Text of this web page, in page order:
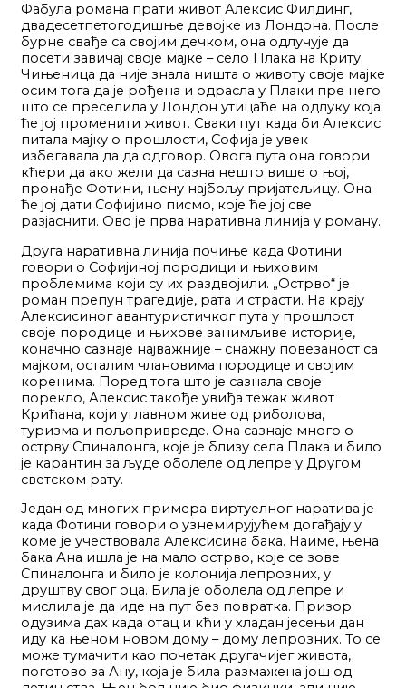
Фабула романа прати живот Алексис Филдинг,
двадесетпетогодишње девојке из Лондона. После
бурне свађе са својим дечком, она одлучује да
посети завичај своје мајке – село Плака на Криту.
Чињеница да није знала ништа о животу своје мајке
осим тога да је рођена и одрасла у Плаки пре него
што се преселила у Лондон утицаће на одлуку која
ће јој променити живот. Сваки пут када би Алексис
питала мајку о прошлости, Софија је увек
избегавала да да одговор. Овога пута она говори
кћери да ако жели да сазна нешто више о њој,
пронађе Фотини, њену најбољу пријатељицу. Она
ће јој дати Софијино писмо, које ће јој све
разјаснити. Ово је прва наративна линија у роману.
Друга наративна линија почиње када Фотини
говори о Софијиној породици и њиховим
проблемима који су их раздвојили. „Острво“ је
роман препун трагедије, рата и страсти. На крају
Алексисиног авантуристичког пута у прошлост
своје породице и њихове занимљиве историје,
коначно сазнаје најважније – снажну повезаност са
мајком, осталим члановима породице и својим
коренима. Поред тога што је сазнала своје
порекло, Алексис такође увиђа тежак живот
Крићана, који углавном живе од риболова,
туризма и пољопривреде. Она сазнаје много о
острву Спиналонга, које је близу села Плака и било
је карантин за људе оболеле од лепре у Другом
светском рату.
Један од многих примера виртуелног наратива је
када Фотини говори о узнемирујућем догађају у
коме је учествовала Алексисина бака. Наиме, њена
бака Ана ишла је на мало острво, које се зове
Спиналонга и било је колонија лепрозних, у
друштву свог оца. Била је оболела од лепре и
мислила је да иде на пут без повратка. Призор
одузима дах када отац и кћи у хладан јесењи дан
иду ка њеном новом дому – дому лепрозних. То се
може тумачити као почетак другачијег живота,
поготово за Ану, која је била размажена још од